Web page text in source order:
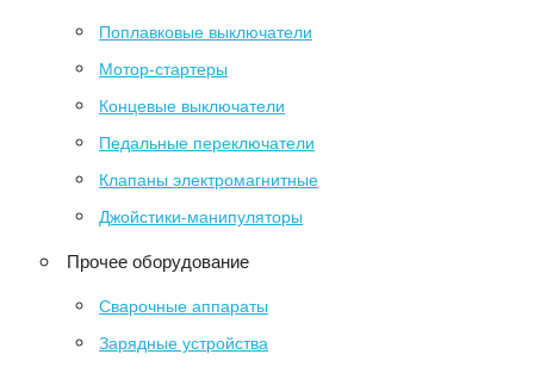
Поплавковые выключатели
Мотор-стартеры
Концевые выключатели
Педальные переключатели
Клапаны электромагнитные
Джойстики-манипуляторы
Прочее оборудование
Сварочные аппараты
Зарядные устройства